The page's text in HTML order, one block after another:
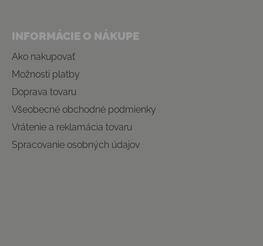
INFORMÁCIE O NÁKUPE
Ako nakupovať
Možnosti platby
Doprava tovaru
Všeobecné obchodné podmienky
Vrátenie a reklamácia tovaru
Spracovanie osobných údajov